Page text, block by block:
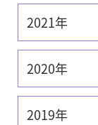
2021年
2020年
2019年